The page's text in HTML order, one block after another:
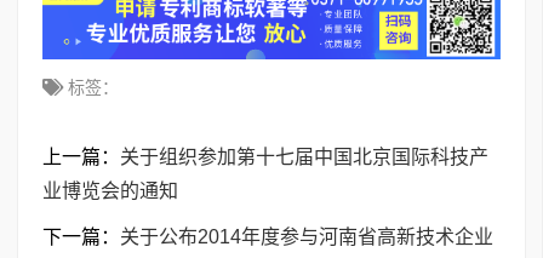
标签：
上一篇： 关于组织参加第十七届中国北京国际科技产
业博览会的通知
下一篇： 关于公布2014年度参与河南省高新技术企业